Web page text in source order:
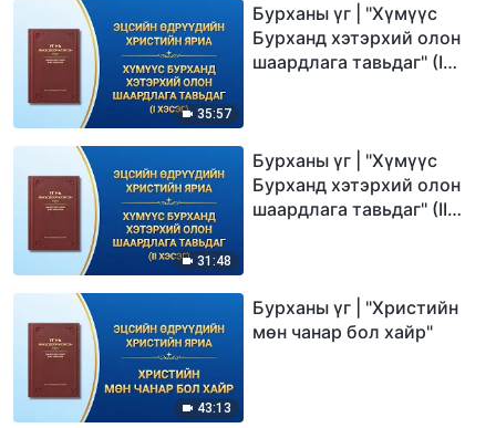
35:57
Бурханы үг | "Хүмүүс
Бурханд хэтэрхий олон
шаардлага тавьдаг" (I
31:48
Бурханы үг | "Хүмүүс
Бурханд хэтэрхий олон
шаардлага тавьдаг" (II
43:13
Бурханы үг | "Христийн
мөн чанар бол хайр"